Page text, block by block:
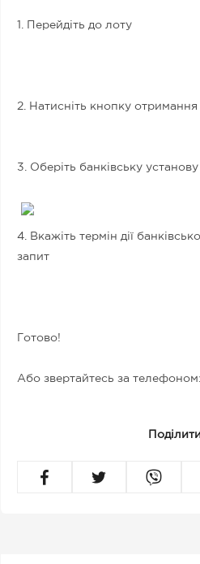
1. Перейдіть до лоту
2. Натисніть кнопку отримання
3. Оберіть банківську установу
4. Вкажіть термін дії
запит
Готово!
Або звертайтесь за телефоном: